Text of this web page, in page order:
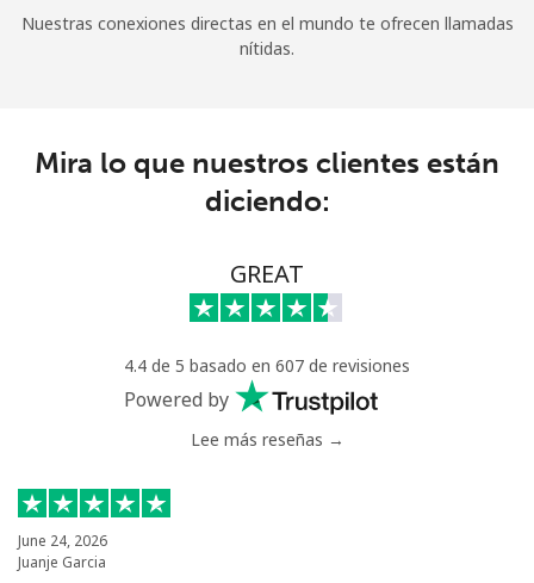
Nuestras conexiones directas en el mundo te ofrecen llamadas
nítidas.
Mira lo que nuestros clientes están
diciendo:
GREAT
4.4 de 5 basado en 607 de revisiones
Powered by
Lee más reseñas →
June 24, 2026
Juanje Garcia